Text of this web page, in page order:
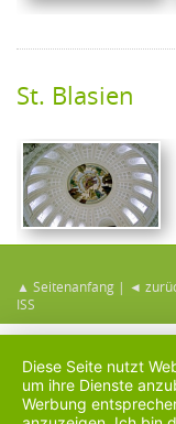
St. Blasien
▲ Seitenanfang | ◄
ISS
Diese Seite nutzt
um ihre Dienste
Werbung